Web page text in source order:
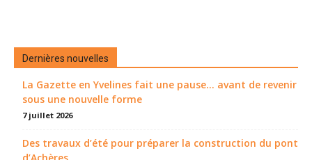
Dernières nouvelles
La Gazette en Yvelines fait une pause... avant de revenir
sous une nouvelle forme
7 juillet 2026
Des travaux d’été pour préparer la construction du pont